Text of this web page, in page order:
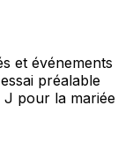
et événements
préalable
J pour la mariée